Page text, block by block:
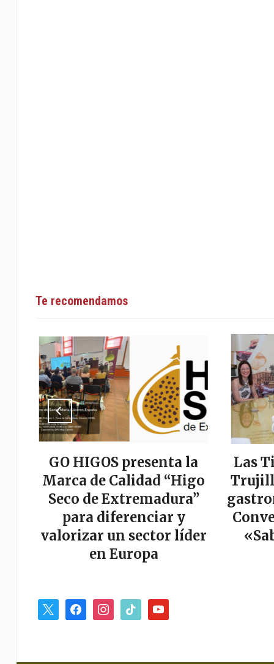
Te recomendamos
GO HIGOS presenta la
Marca de Calidad “Higo
Seco de Extremadura”
para diferenciar y
valorizar un sector líder
en Europa
Las
facebookinstagram
tiktok youtube